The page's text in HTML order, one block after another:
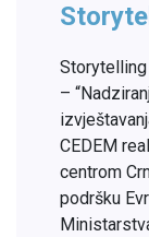
–
CEDEM
centrom
podršku